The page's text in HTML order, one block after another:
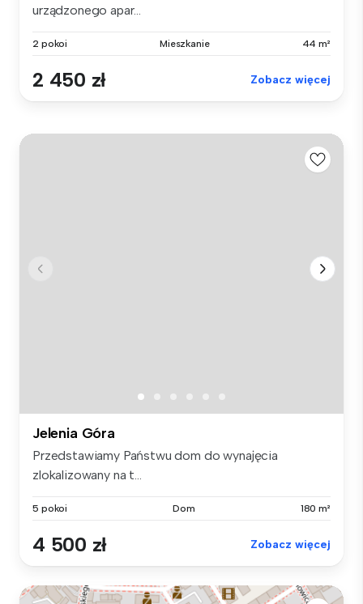
urządzonego apar...
2 pokoi Mieszkanie 44 m²
2 450 zł Zobacz więcej
Jelenia Góra
Przedstawiamy Państwu dom do wynajęcia
zlokalizowany na t...
5 pokoi Dom 180 m²
4 500 zł Zobacz więcej